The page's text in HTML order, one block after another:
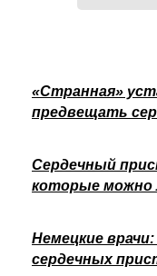
«Странная»
предвещать
Сердечный
которые можно
Немецкие
сердечных